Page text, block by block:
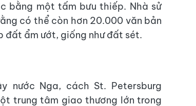
bằng một tấm bưu thiếp. Nhà sử
có thể còn hơn 20.000 văn bản
ẩm ướt, giống như đất sét.
nước Nga, cách St. Petersburg
trung tâm giao thương lớn trong